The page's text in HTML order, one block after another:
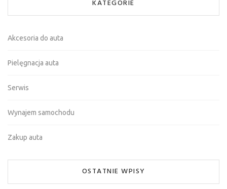
KATEGORIE
Akcesoria do auta
Pielęgnacja auta
Serwis
Wynajem samochodu
Zakup auta
OSTATNIE WPISY